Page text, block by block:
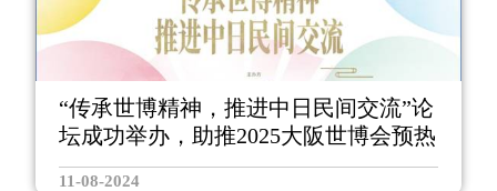
“传承世博精神，推进中日民间交流”论
坛成功举办，助推2025大阪世博会预热
11-08-2024